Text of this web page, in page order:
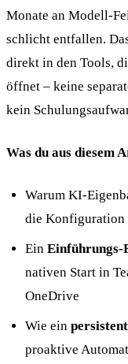
Monate an Modell-
schlicht entfallen.
direkt in den Tools,
öffnet – keine
kein
Was du aus diesem
Warum KI-
die Konfiguration
Ein Einführungs-
nativen Start in
OneDrive
Wie ein
proaktive